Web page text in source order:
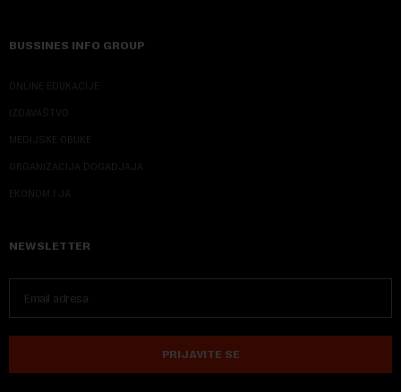
BUSSINES INFO GROUP
ONLINE EDUKACIJE
IZDAVAŠTVO
MEDIJSKE OBUKE
ORGANIZACIJA DOGADJAJA
EKONOM I JA
NEWSLETTER
PRIJAVITE SE